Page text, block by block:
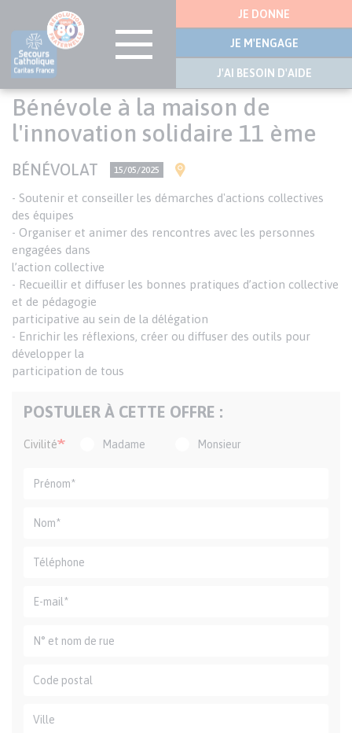
Aller
contenu
principal
latérale
JE DONNE
JE M'ENGAGE
J'AI BESOIN D'AIDE
Bénévole à la maison de
l'innovation solidaire 11 ème
TYPE
BÉNÉVOLAT
PRÉCISION
LA
15/05/2025
Texte
de
l’annonce
- Soutenir et conseiller les démarches d'actions collectives
des équipes
- Organiser et animer des rencontres avec les personnes
engagées dans
l’action collective
- Recueillir et diffuser les bonnes pratiques d’action collective
et de pédagogie
participative au sein de la délégation
- Enrichir les réflexions, créer ou diffuser des outils pour
développer la
participation de tous
POSTULER À CETTE OFFRE :
Civilité Madame Monsieur